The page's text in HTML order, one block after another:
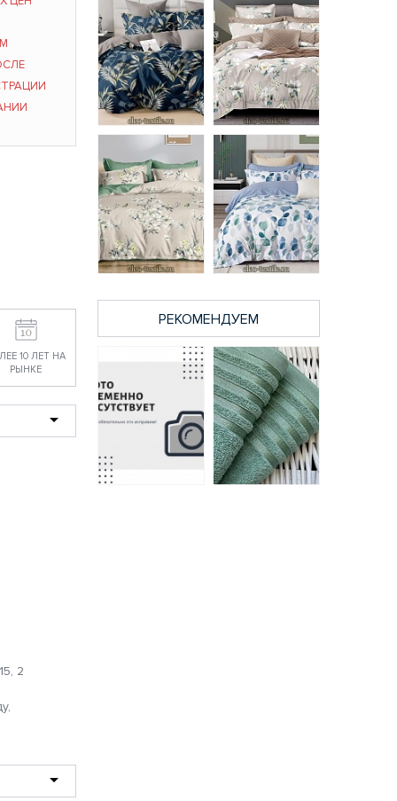
10 ЛЕТ НА
РЫНКЕ
2
15/013-PCE
постельное бельё
из поплина CL
HOME Pure Cotton
1,5 спальное
2479 руб.
41/008-PCE
постельное бельё
из поплина CL
HOME Pure Cotton
семейное
4284 руб.
15/009-PCE
постельное бельё
из поплина CL
HOME Pure Cotton
1,5 спальное
2479 руб.
15/303-PCE
постельное бельё
из поплина CL
HOME Pure Cotton
1,5 спальное
2479 руб.
РЕКОМЕНДУЕМ